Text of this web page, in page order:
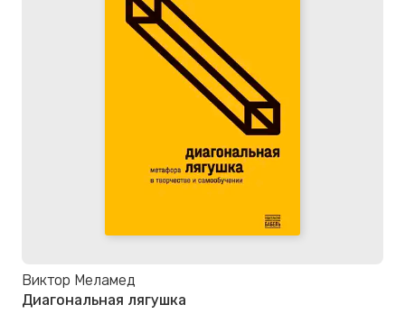
Виктор Меламед
Диагональная лягушка